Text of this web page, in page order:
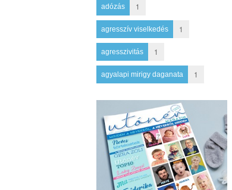
adózás 1
agresszív viselkedés 1
agresszivitás 1
agyalapi mirigy daganata 1